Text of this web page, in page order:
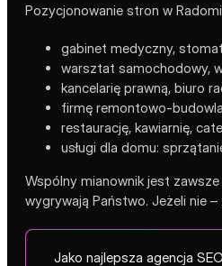
Pozycjonowanie stron w
gabinet medyczny,
warsztat samochodowy,
kancelarię prawną, biuro
firmę remontowo-
restaurację, kawiarnię,
usługi dla domu:
Wspólny mianownik jest
wygrywają Państwo. Jeżeli nie
Jako najlepsza agencja